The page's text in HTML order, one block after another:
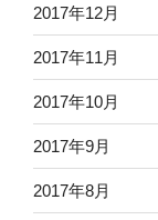
2017年12月
2017年11月
2017年10月
2017年9月
2017年8月